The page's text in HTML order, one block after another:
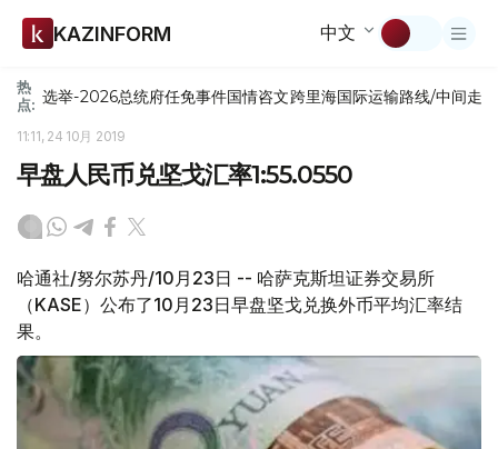
KAZINFORM 中文
热
点: 选举-2026总统府任免事件国情咨文跨里海国际运输路线/中间走廊
11:11, 24 10月 2019
早盘人民币兑坚戈汇率1:55.0550
哈通社/努尔苏丹/10月23日 -- 哈萨克斯坦证券交易所
（KASE）公布了10月23日早盘坚戈兑换外币平均汇率结
果。